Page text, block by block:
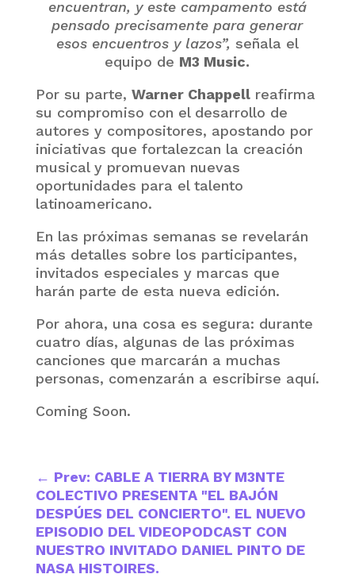
encuentran, y este campamento está
pensado precisamente para generar
esos encuentros y lazos”, señala el
equipo de M3 Music.
Por su parte, Warner Chappellreafirma
su compromiso con el desarrollo de
autores y compositores, apostando por
iniciativas que fortalezcan la creación
musical y promuevan nuevas
oportunidades para el talento
latinoamericano.
En las próximas semanas se revelarán
más detalles sobre los participantes,
invitados especiales y marcas que
harán parte de esta nueva edición.
Por ahora, una cosa es segura: durante
cuatro días, algunas de las próximas
canciones que marcarán a muchas
personas, comenzarán a escribirse aquí.
Coming Soon.
← Prev: CABLE A TIERRA BY M3NTE
COLECTIVO PRESENTA "EL BAJÓN
DESPÚES DEL CONCIERTO". EL NUEVO
EPISODIO DEL VIDEOPODCAST CON
NUESTRO INVITADO DANIEL PINTO DE
NASA HISTOIRES.